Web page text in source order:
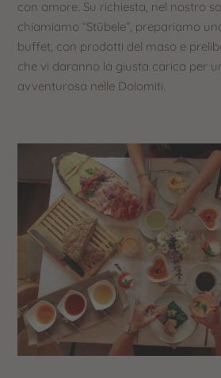
con amore. Su richiesta, nel nostro
chiamiamo “Stübele”, prepariamo
buffet, con prodotti del maso e
che vi daranno la giusta carica per
avventurosa nelle Dolomiti.